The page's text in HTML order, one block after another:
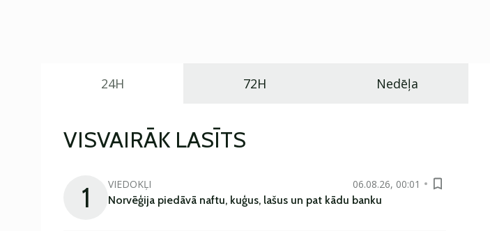
24H 72H Nedēļa
VISVAIRĀK LASĪTS
1 VIEDOKĻI
06.08.26, 00:01
Norvēģija piedāvā naftu, kuģus, lašus un pat kādu banku